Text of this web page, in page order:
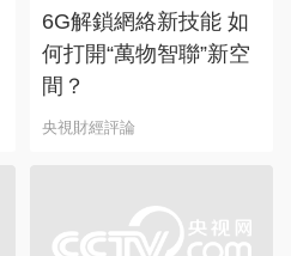
6G解鎖網絡新技能 如
何打開“萬物智聯”新空
間？
央視財經評論